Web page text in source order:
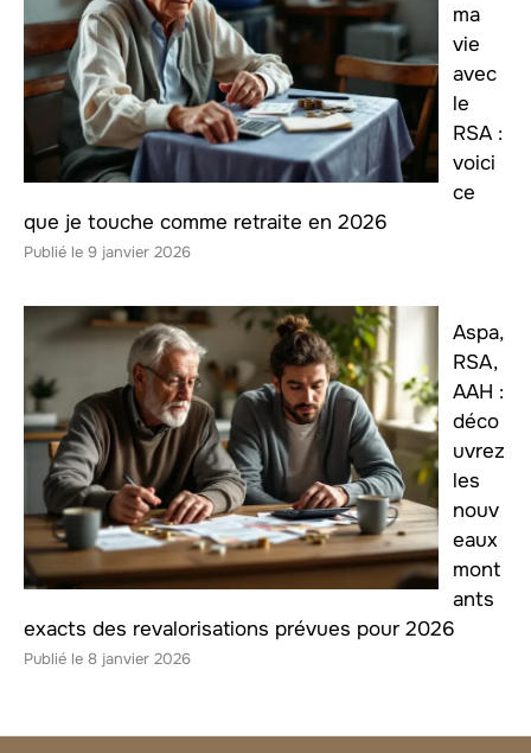
ma
vie
avec
le
RSA :
voici
ce
que je touche comme retraite en 2026
9 janvier 2026
Aspa,
RSA,
AAH :
déco
uvrez
les
nouv
eaux
mont
ants
exacts des revalorisations prévues pour 2026
8 janvier 2026